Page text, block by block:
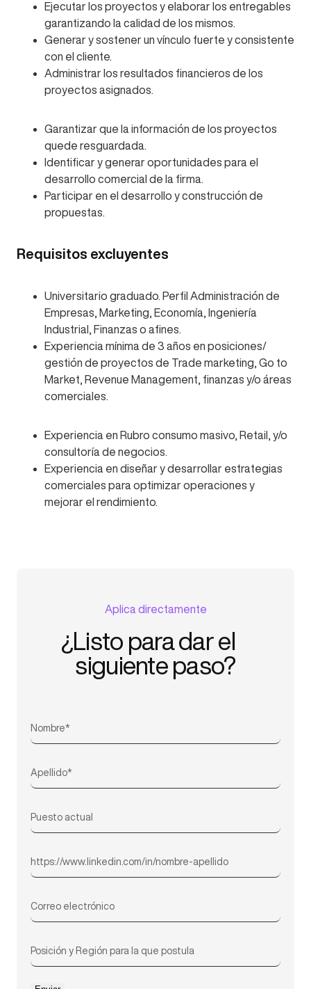
Ejecutar los proyectos y elaborar los entregables
garantizando la calidad de los mismos.
Generar y sostener un vínculo fuerte y consistente
con el cliente.
Administrar los resultados financieros de los
proyectos asignados.
Garantizar que la información de los proyectos
quede resguardada.
Identificar y generar oportunidades para el
desarrollo comercial de la firma.
Participar en el desarrollo y construcción de
propuestas.
Requisitos excluyentes
Universitario graduado. Perfil Administración de
Empresas, Marketing, Economía, Ingeniería
Industrial, Finanzas o afines.
Experiencia mínima de 3 años en posiciones/
gestión de proyectos de Trade marketing, Go to
Market, Revenue Management, finanzas y/o áreas
comerciales.
Experiencia en Rubro consumo masivo, Retail, y/o
consultoría de negocios.
Experiencia en diseñar y desarrollar estrategias
comerciales para optimizar operaciones y
mejorar el rendimiento.
Aplica directamente
¿Listo para dar el
siguiente paso?